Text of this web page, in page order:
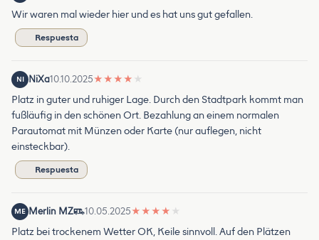
Wir waren mal wieder hier und es hat uns gut gefallen.
Respuesta
NI NiXa10.10.2025★ ★ ★ ★ ★
Platz in guter und ruhiger Lage. Durch den Stadtpark kommt man
fußläufig in den schönen Ort. Bezahlung an einem normalen
Parautomat mit Münzen oder Karte (nur auflegen, nicht
einsteckbar).
Respuesta
ME Merlin MZ 10.05.2025★ ★ ★ ★ ★
Platz bei trockenem Wetter OK, Keile sinnvoll. Auf den Plätzen